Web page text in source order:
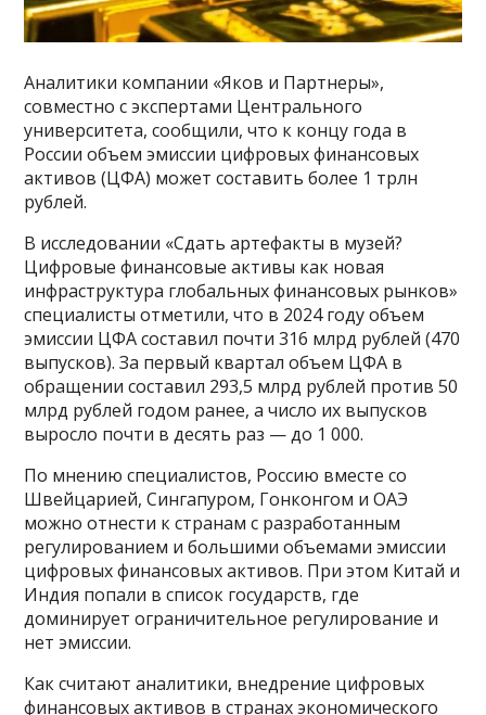
Аналитики компании «Яков и Партнеры»,
совместно с экспертами Центрального
университета, сообщили, что к концу года в
России объем эмиссии цифровых финансовых
активов (ЦФА) может составить более 1 трлн
рублей.
В исследовании «Сдать артефакты в музей?
Цифровые финансовые активы как новая
инфраструктура глобальных финансовых рынков»
специалисты отметили, что в 2024 году объем
эмиссии ЦФА составил почти 316 млрд рублей (470
выпусков). За первый квартал объем ЦФА в
обращении составил 293,5 млрд рублей против 50
млрд рублей годом ранее, а число их выпусков
выросло почти в десять раз — до 1 000.
По мнению специалистов, Россию вместе со
Швейцарией, Сингапуром, Гонконгом и ОАЭ
можно отнести к странам с разработанным
регулированием и большими объемами эмиссии
цифровых финансовых активов. При этом Китай и
Индия попали в список государств, где
доминирует ограничительное регулирование и
нет эмиссии.
Как считают аналитики, внедрение цифровых
финансовых активов в странах экономического